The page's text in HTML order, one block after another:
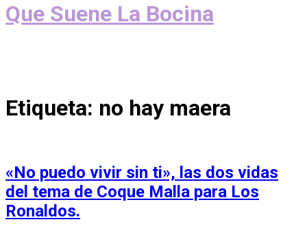
Que Suene La Bocina
Etiqueta: no hay maera
«No puedo vivir sin ti», las dos vidas
del tema de Coque Malla para Los
Ronaldos.